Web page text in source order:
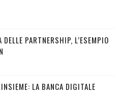
DELLE PARTNERSHIP, L’ESEMPIO
LA BANCA DIGITALE